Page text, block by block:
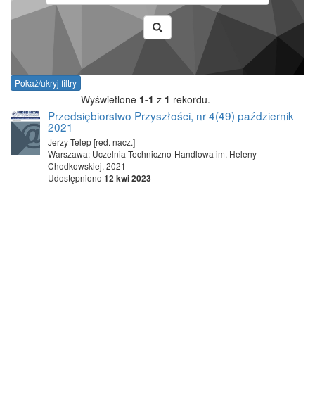
Pokaż/ukryj filtry
Wyświetlone 1-1 z 1 rekordu.
Przedsiębiorstwo Przyszłości, nr 4(49) październik
2021
Jerzy Telep [red. nacz.]
Warszawa: Uczelnia Techniczno-Handlowa im. Heleny
Chodkowskiej, 2021
Udostępniono 12 kwi 2023